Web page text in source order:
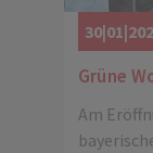
Grüne
Am